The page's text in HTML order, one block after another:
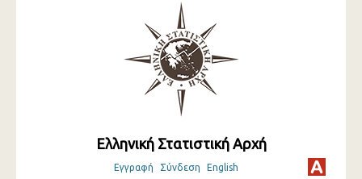
Ελληνική Στατιστική Αρχή
Εγγραφή Σύνδεση English